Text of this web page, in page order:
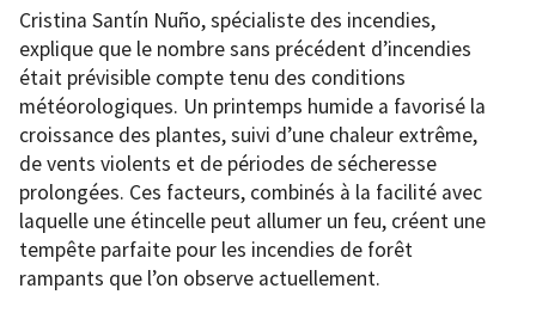
Cristina Santín Nuño, spécialiste des incendies,
explique que le nombre sans précédent d’incendies
était prévisible compte tenu des conditions
météorologiques. Un printemps humide a favorisé la
croissance des plantes, suivi d’une chaleur extrême,
de vents violents et de périodes de sécheresse
prolongées. Ces facteurs, combinés à la facilité avec
laquelle une étincelle peut allumer un feu, créent une
tempête parfaite pour les incendies de forêt
rampants que l’on observe actuellement.